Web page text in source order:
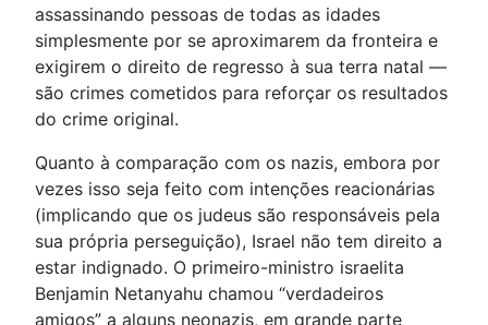
assassinando pessoas de todas as idades
simplesmente por se aproximarem da fronteira e
exigirem o direito de regresso à sua terra natal —
são crimes cometidos para reforçar os resultados
do crime original.
Quanto à comparação com os nazis, embora por
vezes isso seja feito com intenções reacionárias
(implicando que os judeus são responsáveis pela
sua própria perseguição), Israel não tem direito a
estar indignado. O primeiro-ministro israelita
Benjamin Netanyahu chamou “verdadeiros
amigos” a alguns neonazis, em grande parte